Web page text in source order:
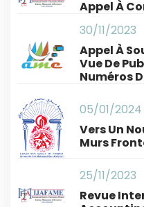
Appel À
30/11/2023
Appel À
Vue De
Numéros
05/01/2024
Vers Un
Murs
25/11/2023
Revue